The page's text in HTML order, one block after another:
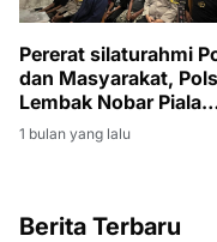
Pererat silaturahmi
dan Masyarakat,
Lembak Nobar Piala
Dunia 2026
1 bulan yang lalu
Berita Terbaru